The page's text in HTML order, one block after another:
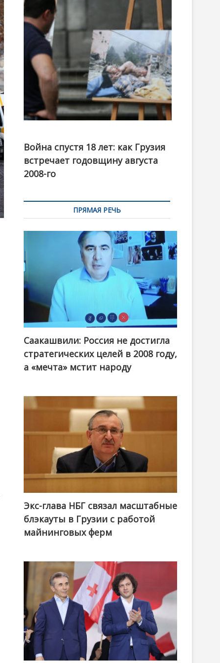
o
n
канал
Война спустя 18 лет: как Грузия
встречает годовщину августа
2008-го
ПРЯМАЯ РЕЧЬ
Саакашвили: Россия не достигла
стратегических целей в 2008 году,
а «мечта» мстит народу
Экс-глава НБГ связал масштабные
блэкауты в Грузии с работой
майнинговых ферм